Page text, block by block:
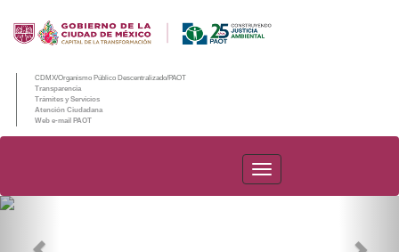
CDMX/Organismo Público Descentralizado/PAOT
Transparencia
Trámites y Servicios
Atención Ciudadana
Web e-mail PAOT
PAOT